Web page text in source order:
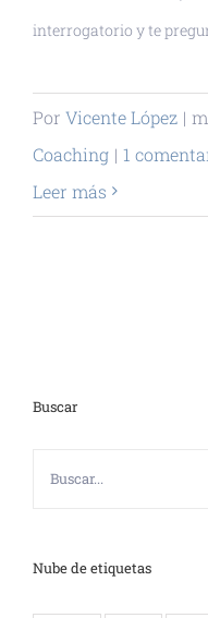
interrogatorio y te
Por Vicente López |
Coaching | 1
Leer más
Buscar
Nube de etiquetas